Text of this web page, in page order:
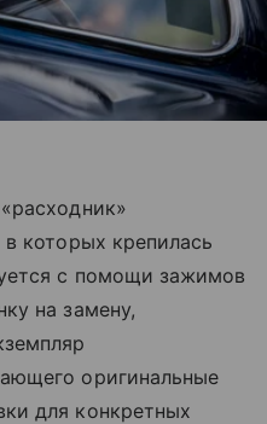
которых крепилась
с помощи зажимов
на замену,
оригинальные
для конкретных